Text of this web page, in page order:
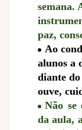
semana.
paz,
Ao
alunos a
diante
ouve,
Não se
da aula,